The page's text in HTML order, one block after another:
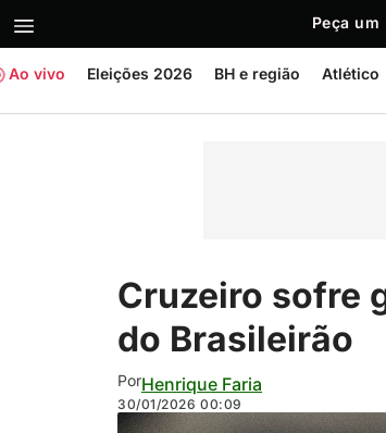
Peça um
Ao vivo Eleições 2026 BH e região Atlético
Cruzeiro sofre
do Brasileirão
PorHenrique Faria
30/01/2026 00:09